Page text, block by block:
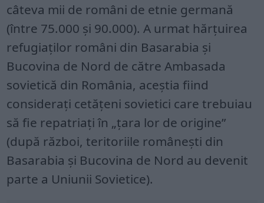
câteva mii de români de etnie germană
(între 75.000 și 90.000). A urmat hărțuirea
refugiaților români din Basarabia și
Bucovina de Nord de către Ambasada
sovietică din România, aceștia fiind
considerați cetățeni sovietici care trebuiau
să fie repatriați în „țara lor de origine”
(după război, teritoriile românești din
Basarabia și Bucovina de Nord au devenit
parte a Uniunii Sovietice).